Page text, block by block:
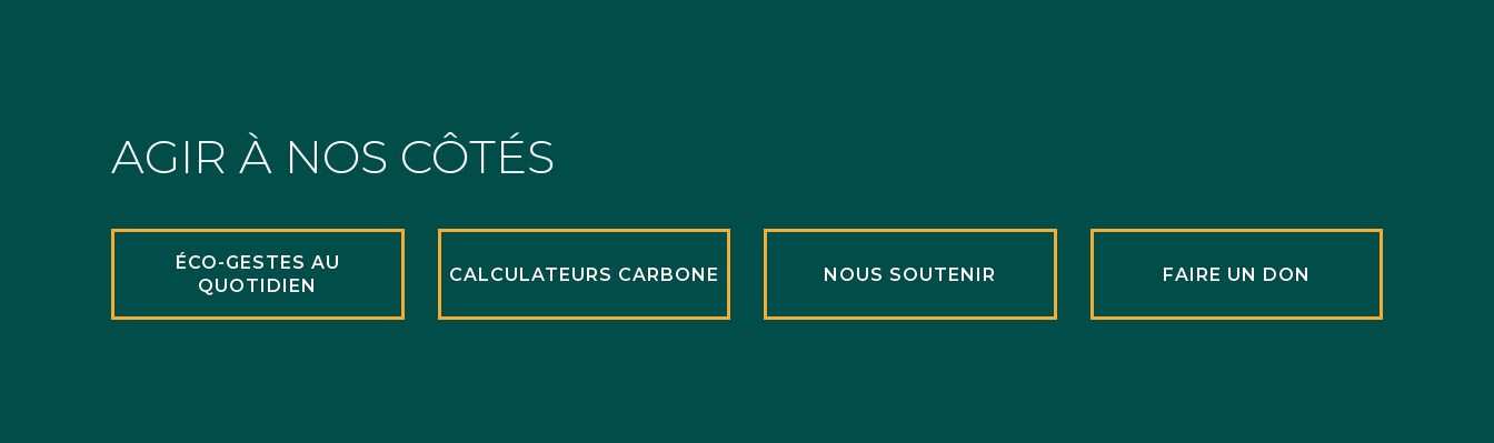
AGIR À NOS CÔTÉS
ÉCO-GESTES AU
QUOTIDIEN
CALCULATEURS CARBONE NOUS SOUTENIR FAIRE UN DON